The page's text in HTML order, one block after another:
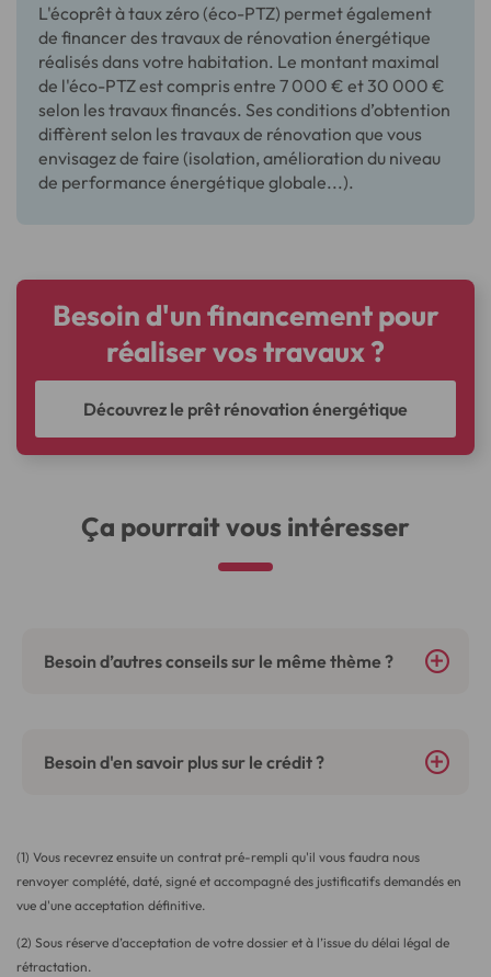
L'écoprêt à taux zéro (éco-PTZ) permet également
de financer des travaux de rénovation énergétique
réalisés dans votre habitation. Le montant maximal
de l'éco-PTZ est compris entre 7 000 € et 30 000 €
selon les travaux financés. Ses conditions d’obtention
diffèrent selon les travaux de rénovation que vous
envisagez de faire (isolation, amélioration du niveau
de performance énergétique globale...).
Besoin d'un financement pour
réaliser vos travaux ?
Découvrez le prêt rénovation énergétique
Ça pourrait vous intéresser
Besoin d’autres conseils sur le même thème ?
Besoin d'en savoir plus sur le crédit ?
(1) Vous recevrez ensuite un contrat pré-rempli qu'il vous faudra nous
renvoyer complété, daté, signé et accompagné des justificatifs demandés en
vue d'une acceptation définitive.
(2) Sous réserve d’acceptation de votre dossier et à l’issue du délai légal de
rétractation.